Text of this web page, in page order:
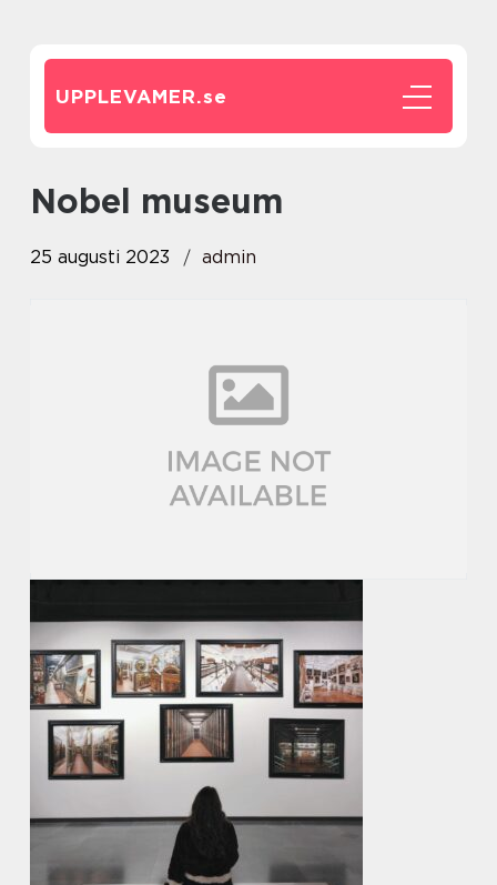
UPPLEVAMER.se
nobel museum
25 augusti 2023 admin